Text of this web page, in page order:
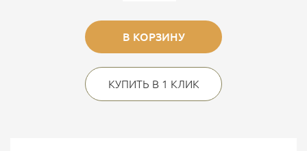
В КОРЗИНУ
КУПИТЬ В 1 КЛИК